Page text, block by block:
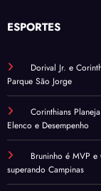
ESPORTES
Dorival Jr. e
Parque São Jorge
Corinthians
Elenco e Desempenho
Bruninho é MVP
superando Campinas